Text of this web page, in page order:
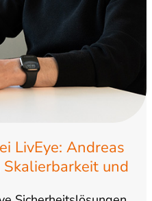
LivEye: Andreas
und